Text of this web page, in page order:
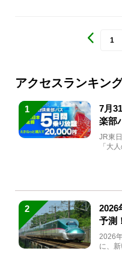
1
アクセスランキン
1
7月
楽部
JR東
「大
2
2026
予測
急券
2026
に、